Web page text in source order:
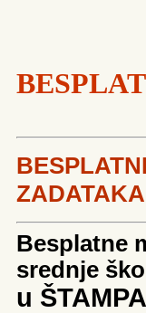
ZADATAKA
Besplatne
srednje
u